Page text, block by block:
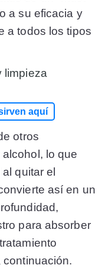
a su eficacia y
a todos los tipos
limpieza
aquí
otros
lo que
quitar el
así en un
para absorber